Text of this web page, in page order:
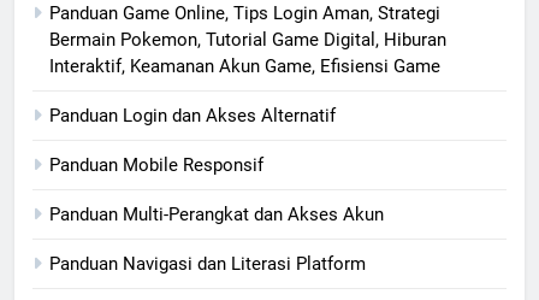
Panduan Game Online, Tips Login Aman, Strategi
Bermain Pokemon, Tutorial Game Digital, Hiburan
Interaktif, Keamanan Akun Game, Efisiensi Game
Panduan Login dan Akses Alternatif
Panduan Mobile Responsif
Panduan Multi-Perangkat dan Akses Akun
Panduan Navigasi dan Literasi Platform